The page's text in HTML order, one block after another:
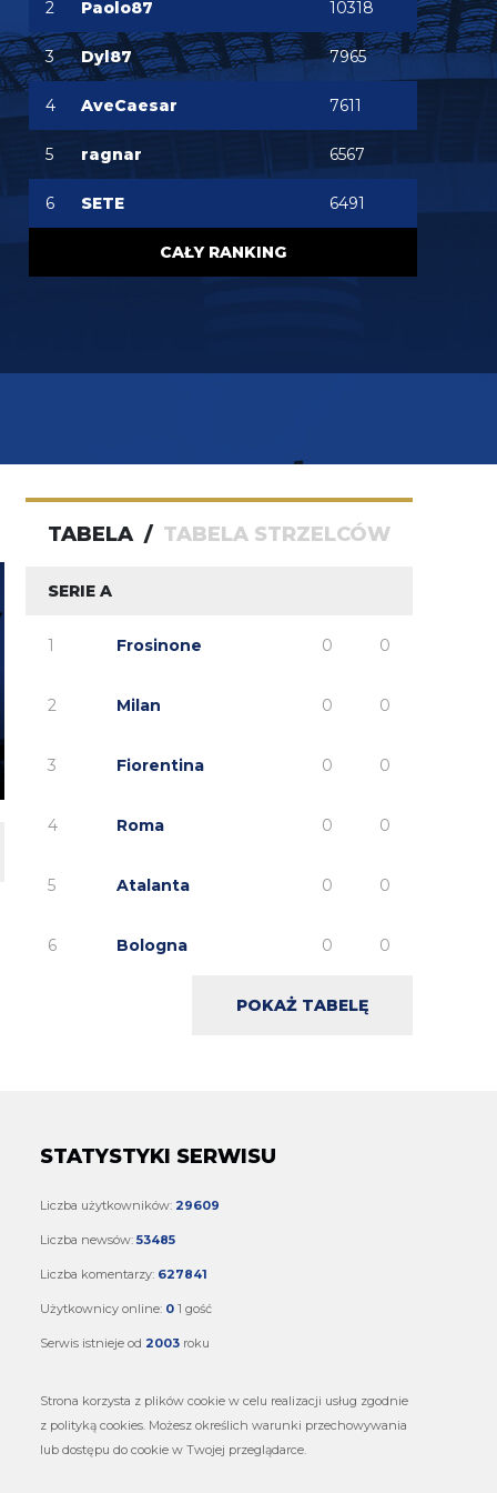
Oleeks 07.08.2026 18:28
Wiem, że on tutaj coś pisał, pewnie ma w zwyczaju
też czytać i pompować sobie ego na każdą
wspominkę o nim xD Żałosny typek
Ooo Bartman zjebus mnie zbanował za to, że
nazwałem czczonego przez niego w poście
wspominkowym faszola z Lazio - Fabrizio
Piscittelego
07.08.2026 17:11
capri sun
2 Paolo87 10318
3 Dyl87 7965
4 AveCaesar 7611
5 ragnar 6567
6 SETE 6491
CAŁY RANKING
TABELA / TABELA STRZELCÓW
SERIE A
1 Frosinone 0 0
2 Milan 0 0
3 Fiorentina 0 0
4 Roma 0 0
5 Atalanta 0 0
6 Bologna 0 0
POKAŻ TABELĘ
STATYSTYKI SERWISU
Liczba użytkowników: 29609
Liczba newsów: 53485
Liczba komentarzy: 627841
Użytkownicy online: 0 1 gość
Serwis istnieje od 2003 roku
Strona korzysta z plików cookie w celu realizacji usług zgodnie
z polityką cookies. Możesz określich warunki przechowywania
lub dostępu do cookie w Twojej przeglądarce.